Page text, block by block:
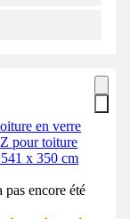
en verre
pour toiture
x 350 cm
pas encore été